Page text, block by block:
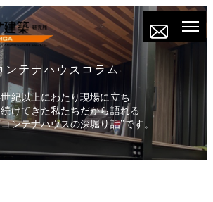
ンテナハウスコラム
世紀以上にわたり現場に立ち
けてきた私たちだから語れる
ンテナハウスの深堀り話”です。